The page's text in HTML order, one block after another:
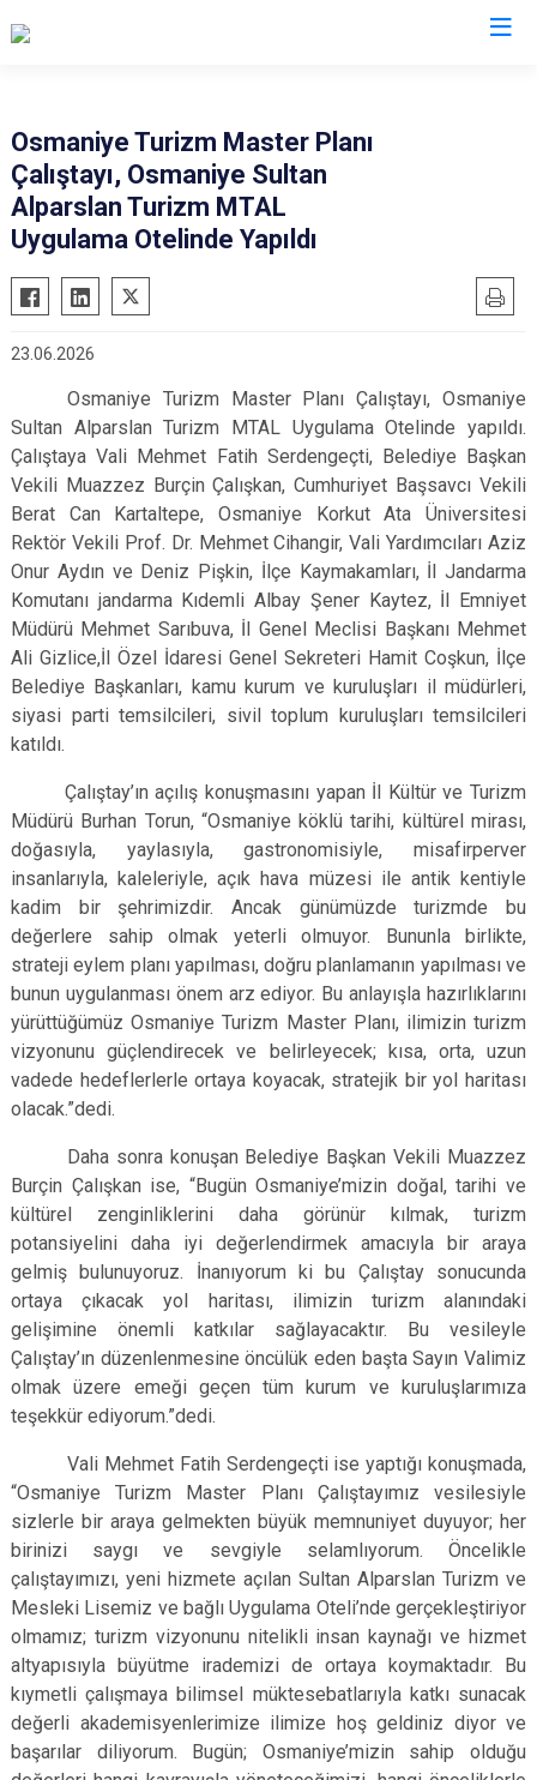
Osmaniye Turizm Master Planı
Çalıştayı, Osmaniye Sultan
Alparslan Turizm MTAL
Uygulama Otelinde Yapıldı
23.06.2026
Osmaniye Turizm Master Planı Çalıştayı, Osmaniye
Sultan Alparslan Turizm MTAL Uygulama Otelinde yapıldı.
Çalıştaya Vali Mehmet Fatih Serdengeçti, Belediye Başkan
Vekili Muazzez Burçin Çalışkan, Cumhuriyet Başsavcı Vekili
Berat Can Kartaltepe, Osmaniye Korkut Ata Üniversitesi
Rektör Vekili Prof. Dr. Mehmet Cihangir, Vali Yardımcıları Aziz
Onur Aydın ve Deniz Pişkin, İlçe Kaymakamları, İl Jandarma
Komutanı jandarma Kıdemli Albay Şener Kaytez, İl Emniyet
Müdürü Mehmet Sarıbuva, İl Genel Meclisi Başkanı Mehmet
Ali Gizlice,İl Özel İdaresi Genel Sekreteri Hamit Coşkun, İlçe
Belediye Başkanları, kamu kurum ve kuruluşları il müdürleri,
siyasi parti temsilcileri, sivil toplum kuruluşları temsilcileri
katıldı.
Çalıştay’ın açılış konuşmasını yapan İl Kültür ve Turizm
Müdürü Burhan Torun, “Osmaniye köklü tarihi, kültürel mirası,
doğasıyla, yaylasıyla, gastronomisiyle, misafirperver
insanlarıyla, kaleleriyle, açık hava müzesi ile antik kentiyle
kadim bir şehrimizdir. Ancak günümüzde turizmde bu
değerlere sahip olmak yeterli olmuyor. Bununla birlikte,
strateji eylem planı yapılması, doğru planlamanın yapılması ve
bunun uygulanması önem arz ediyor. Bu anlayışla hazırlıklarını
yürüttüğümüz Osmaniye Turizm Master Planı, ilimizin turizm
vizyonunu güçlendirecek ve belirleyecek; kısa, orta, uzun
vadede hedeflerlerle ortaya koyacak, stratejik bir yol haritası
olacak.”dedi.
Daha sonra konuşan Belediye Başkan Vekili Muazzez
Burçin Çalışkan ise, “Bugün Osmaniye’mizin doğal, tarihi ve
kültürel zenginliklerini daha görünür kılmak, turizm
potansiyelini daha iyi değerlendirmek amacıyla bir araya
gelmiş bulunuyoruz. İnanıyorum ki bu Çalıştay sonucunda
ortaya çıkacak yol haritası, ilimizin turizm alanındaki
gelişimine önemli katkılar sağlayacaktır. Bu vesileyle
Çalıştay’ın düzenlenmesine öncülük eden başta Sayın Valimiz
olmak üzere emeği geçen tüm kurum ve kuruluşlarımıza
teşekkür ediyorum.”dedi.
Vali Mehmet Fatih Serdengeçti ise yaptığı konuşmada,
“Osmaniye Turizm Master Planı Çalıştayımız vesilesiyle
sizlerle bir araya gelmekten büyük memnuniyet duyuyor; her
birinizi saygı ve sevgiyle selamlıyorum. Öncelikle
çalıştayımızı, yeni hizmete açılan Sultan Alparslan Turizm ve
Mesleki Lisemiz ve bağlı Uygulama Oteli’nde gerçekleştiriyor
olmamız; turizm vizyonunu nitelikli insan kaynağı ve hizmet
altyapısıyla büyütme irademizi de ortaya koymaktadır. Bu
kıymetli çalışmaya bilimsel müktesebatlarıyla katkı sunacak
değerli akademisyenlerimize ilimize hoş geldiniz diyor ve
başarılar diliyorum. Bugün; Osmaniye’mizin sahip olduğu